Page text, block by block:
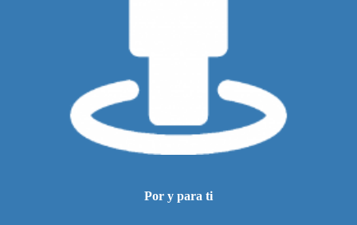
Por y para ti